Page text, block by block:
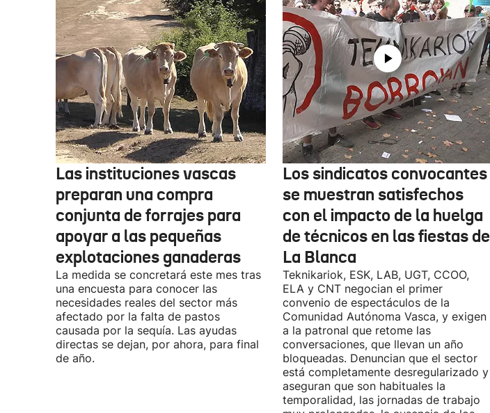
Las instituciones vascas
preparan una compra
conjunta de forrajes para
apoyar a las pequeñas
explotaciones ganaderas
La medida se concretará este mes tras
una encuesta para conocer las
necesidades reales del sector más
afectado por la falta de pastos
causada por la sequía. Las ayudas
directas se dejan, por ahora, para final
de año.
Los sindicatos convocantes
se muestran satisfechos
con el impacto de la huelga
de técnicos en las fiestas de
La Blanca
Teknikariok, ESK, LAB, UGT, CCOO,
ELA y CNT negocian el primer
convenio de espectáculos de la
Comunidad Autónoma Vasca, y exigen
a la patronal que retome las
conversaciones, que llevan un año
bloqueadas. Denuncian que el sector
está completamente desregularizado y
aseguran que son habituales la
temporalidad, las jornadas de trabajo